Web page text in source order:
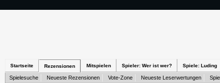
Startseite Rezensionen Mitspielen Spieler: Wer ist wer? Spiele: Luding
Spielesuche Neueste Rezensionen Vote-Zone Neueste Leserwertungen